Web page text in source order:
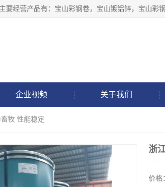
企业视频 关于我们
牧 性能稳定
浙
价格